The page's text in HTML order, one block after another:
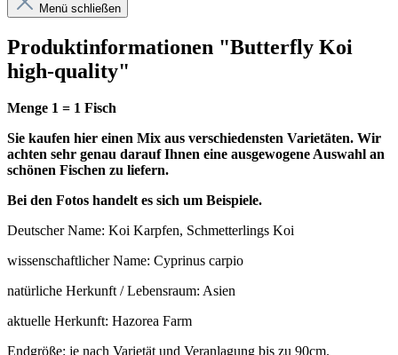
Menü schließen
Produktinformationen "Butterfly Koi
high-quality"
Menge 1 = 1 Fisch
Sie kaufen hier einen Mix aus verschiedensten Varietäten. Wir
achten sehr genau darauf Ihnen eine ausgewogene Auswahl an
schönen Fischen zu liefern.
Bei den Fotos handelt es sich um Beispiele.
Deutscher Name: Koi Karpfen, Schmetterlings Koi
wissenschaftlicher Name: Cyprinus carpio
natürliche Herkunft / Lebensraum: Asien
aktuelle Herkunft: Hazorea Farm
Endgröße: je nach Varietät und Veranlagung bis zu 90cm.